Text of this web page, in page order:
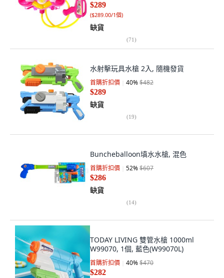
$289
($289.00/1個)
缺貨
(71)
水射擊玩具水槍 2入, 隨機發貨
首購折扣價 40%$482
$289
缺貨
(19)
Buncheballoon填水水槍, 混色
首購折扣價 52%$607
$286
缺貨
(14)
TODAY LIVING 雙管水槍 1000ml
W99070, 1個, 藍色(W99070L)
首購折扣價 40%$470
$282